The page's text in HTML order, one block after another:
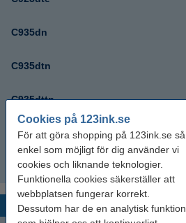
Cookies på 123ink.se
För att göra shopping på 123ink.se så
enkel som möjligt för dig använder vi
cookies och liknande teknologier.
Funktionella cookies säkerställer att
webbplatsen fungerar korrekt.
Dessutom har de en analytisk funktion
C935dn
C935dtn
C935dttn
C935hdn
C950de
Lexmark CS